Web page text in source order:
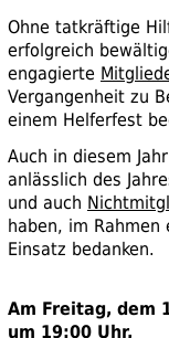
Ohne tatkräftige
erfolgreich
engagierte
Vergangenheit zu
einem Helferfest
Auch in diesem
anlässlich des
und auch
haben, im
Einsatz bedanken.
Am Freitag, dem
um 19:00 Uhr,